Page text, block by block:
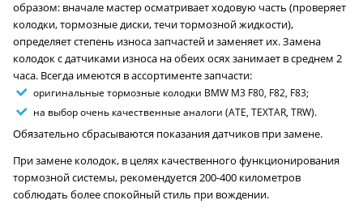
образом: вначале мастер осматривает ходовую часть (проверяет
колодки, тормозные диски, течи тормозной жидкости),
определяет степень износа запчастей и заменяет их. Замена
колодок с датчиками износа на обеих осях занимает в среднем 2
часа. Всегда имеются в ассортименте запчасти:
оригинальные тормозные колодки BMW M3 F80, F82, F83;
на выбор очень качественные аналоги (ATE, TEXTAR, TRW).
Обязательно сбрасываются показания датчиков при замене.
При замене колодок, в целях качественного функционирования
тормозной системы, рекомендуется 200-400 километров
соблюдать более спокойный стиль при вождении.